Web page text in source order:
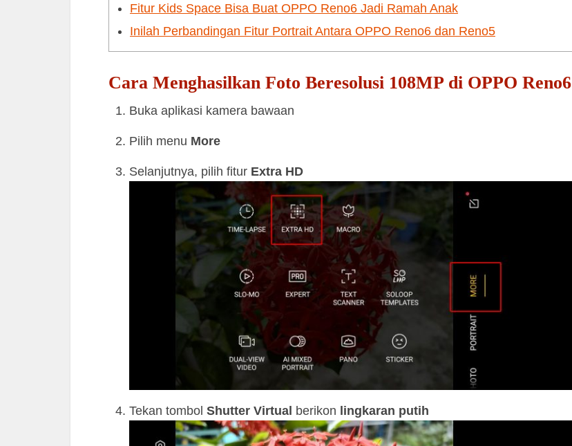
Fitur Kids Space Bisa Buat OPPO Reno6 Jadi Ramah Anak
Inilah Perbandingan Fitur Portrait Antara OPPO Reno6 dan Reno5
Cara Menghasilkan Foto Beresolusi 108MP di OPPO Reno6
Buka aplikasi kamera bawaan
Pilih menu More
Selanjutnya, pilih fitur Extra HD
Tekan tombol Shutter Virtual berikon lingkaran putih